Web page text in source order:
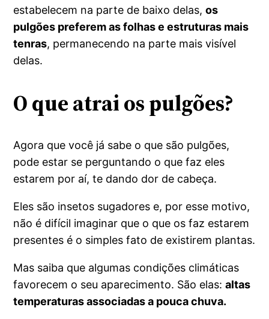
estabelecem na parte de baixo delas,os
pulgões preferem as folhas e estruturas mais
tenras, permanecendo na parte mais visível
delas.
O que atrai os pulgões?
Agora que você já sabe o que são pulgões,
pode estar se perguntando o que faz eles
estarem por aí, te dando dor de cabeça.
Eles são insetos sugadores e, por esse motivo,
não é difícil imaginar que o que os faz estarem
presentes é o simples fato de existirem plantas.
Mas saiba que algumas condições climáticas
favorecem o seu aparecimento. São elas:altas
temperaturas associadas a pouca chuva.